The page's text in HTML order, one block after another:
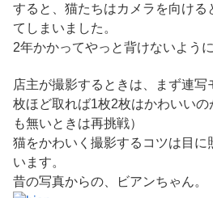
すると、猫たちはカメラを向ける
てしまいました。
2年かかってやっと背けないよう
店主が撮影するときは、まず連
枚ほど取れば1枚2枚はかわいい
も無いときは再挑戦）
猫をかわいく撮影するコツは目に
います。
昔の写真からの、ビアンちゃん。